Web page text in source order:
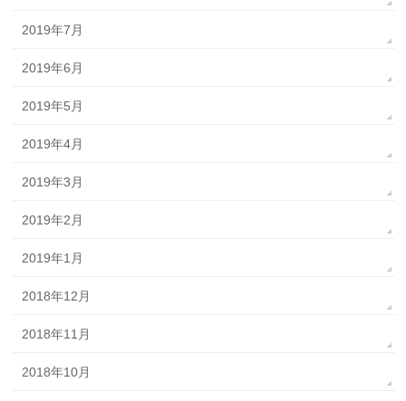
2019年7月
2019年6月
2019年5月
2019年4月
2019年3月
2019年2月
2019年1月
2018年12月
2018年11月
2018年10月